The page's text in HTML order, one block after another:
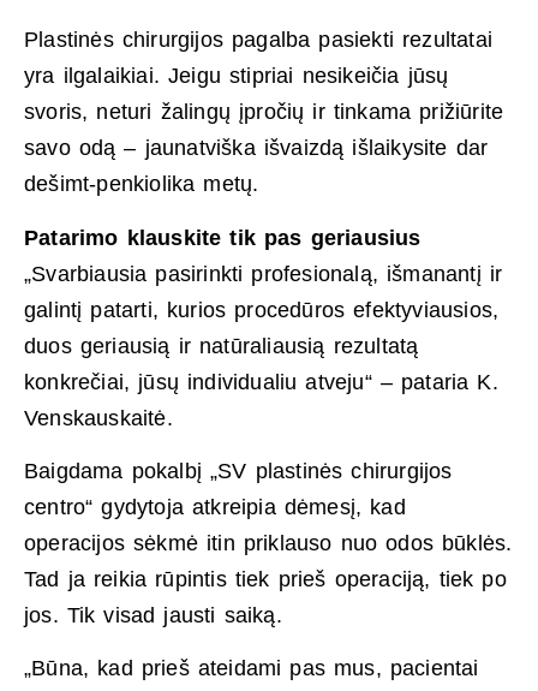
Plastinės chirurgijos pagalba pasiekti rezultatai
yra ilgalaikiai. Jeigu stipriai nesikeičia jūsų
svoris, neturi žalingų įpročių ir tinkama prižiūrite
savo odą – jaunatviška išvaizdą išlaikysite dar
dešimt-penkiolika metų.
Patarimo klauskite tik pas geriausius
„Svarbiausia pasirinkti profesionalą, išmanantį ir
galintį patarti, kurios procedūros efektyviausios,
duos geriausią ir natūraliausią rezultatą
konkrečiai, jūsų individualiu atveju“ – pataria K.
Venskauskaitė.
Baigdama pokalbį „SV plastinės chirurgijos
centro“ gydytoja atkreipia dėmesį, kad
operacijos sėkmė itin priklauso nuo odos būklės.
Tad ja reikia rūpintis tiek prieš operaciją, tiek po
jos. Tik visad jausti saiką.
„Būna, kad prieš ateidami pas mus, pacientai